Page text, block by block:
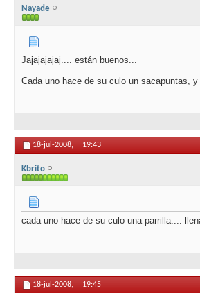
Nayade
Jajajajajaj.... están buenos...
Cada uno hace de su culo un sacapuntas,
18-jul-2008, 19:43
Kbrito
cada uno hace de su culo una parrilla....
18-jul-2008, 19:45